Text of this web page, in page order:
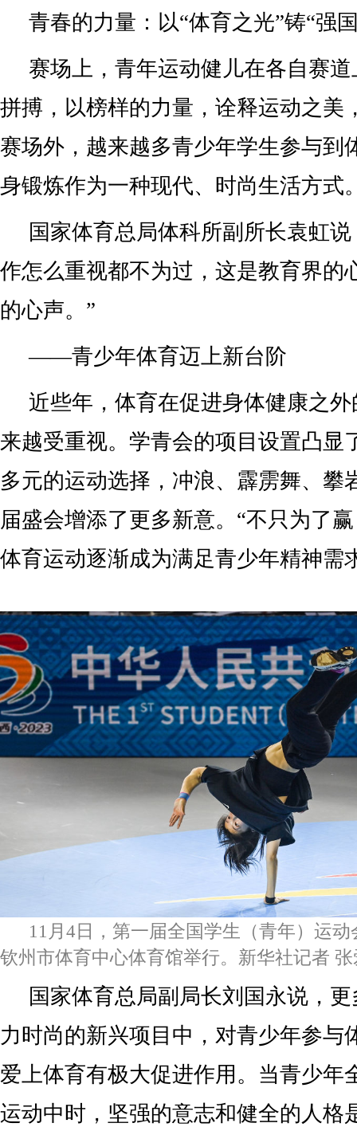
青春的力量：以“体育之光”铸“强
赛场上，青年运动健儿在各自赛
拼搏，以榜样的力量，诠释运动之美
赛场外，越来越多青少年学生参与到
身锻炼作为一种现代、时尚生活方式
国家体育总局体科所副所长袁虹
作怎么重视都不为过，这是教育界的
的心声。”
——青少年体育迈上新台阶
近些年，体育在促进身体健康之
来越受重视。学青会的项目设置凸显
多元的运动选择，冲浪、霹雳舞、攀
届盛会增添了更多新意。“不只为了
体育运动逐渐成为满足青少年精神需
11月4日，第一届全国学生（青年）运
钦州市体育中心体育馆举行。新华社记者
国家体育总局副局长刘国永说，
力时尚的新兴项目中，对青少年参与
爱上体育有极大促进作用。当青少年
运动中时，坚强的意志和健全的人格